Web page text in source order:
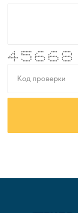
* ******* **** **** *****
** * * * * *
* * ****** * * * *
* * * ****** ****** *****
******* * * * * * * *
* * * * * * * * *
* ***** ***** ***** *****